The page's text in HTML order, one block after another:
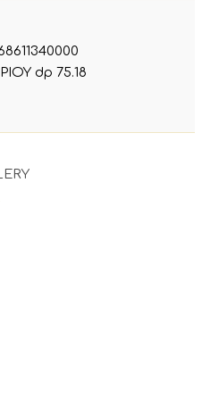
dp 75.18